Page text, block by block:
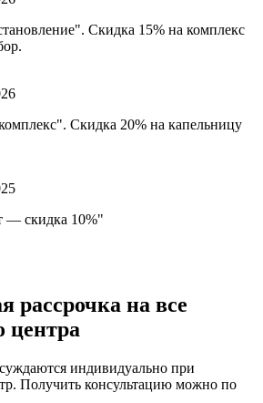
Скидка 15% на комплекс
Скидка 20% на капельницу
— скидка 10%"
рассрочка на все
центра
индивидуально при
Получить консультацию можно по